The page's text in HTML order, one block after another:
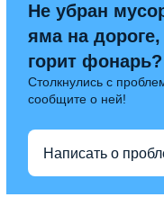
Не убран
яма на дороге,
горит фонарь?
Столкнулись с
сообщите о ней!
Написать о